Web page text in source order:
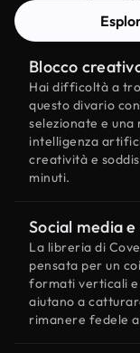
Blocco
Hai difficoltà a
questo divario
selezionate e
intelligenza
creatività e
minuti.
Social media
La libreria di
pensata per un
formati verticali e
aiutano a
rimanere fedele a